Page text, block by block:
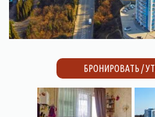
БРОНИРОВАТЬ /